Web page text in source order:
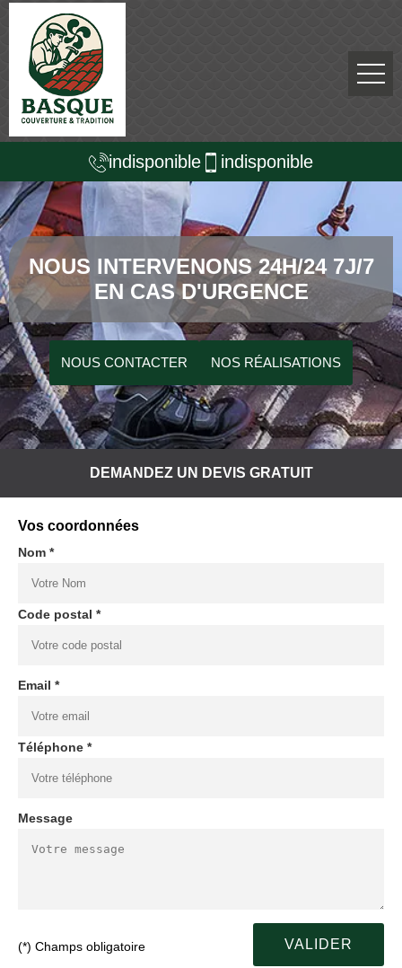
indisponible indisponible
NOUS INTERVENONS 24H/24 7J/7
EN CAS D'URGENCE
NOUS CONTACTER NOS RÉALISATIONS
DEMANDEZ UN DEVIS GRATUIT
Vos coordonnées
Nom *
Code postal *
Email *
Téléphone *
Message
(*) Champs obligatoire